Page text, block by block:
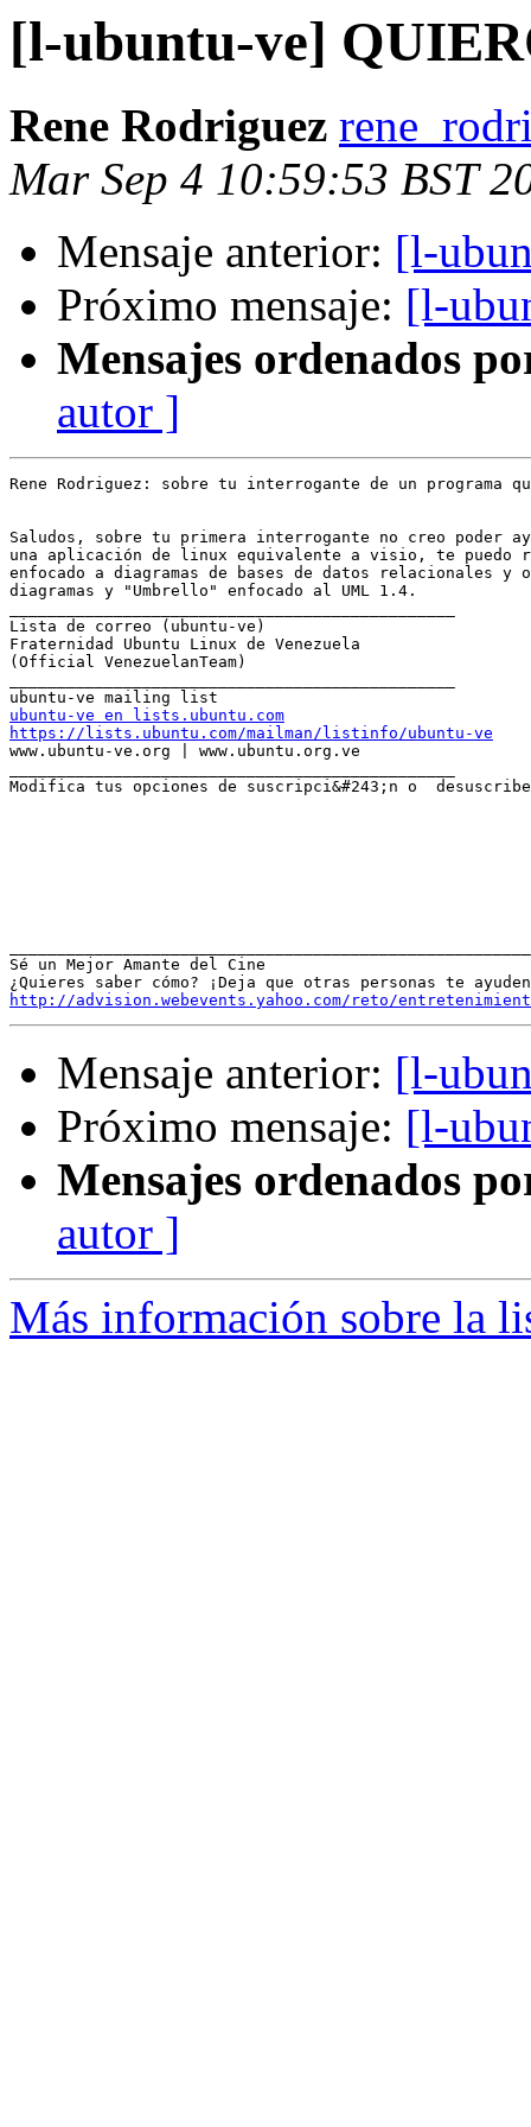
[l-ubuntu-ve]
Rene Rodriguez
Mar Sep 4 10:59:53 BST
Mensaje anterior: [l-
Próximo mensaje: [l-
Mensajes ordenados
autor ]
Rene Rodriguez: sobre tu interrogante de un
Saludos, sobre tu primera interrogante no creo poder
una aplicación de linux equivalente a visio, te puedo
enfocado a diagramas de bases de datos relacionales y
diagramas y "Umbrello" enfocado al UML 1.4.
Lista de correo (ubuntu-ve)
Fraternidad Ubuntu Linux de Venezuela
(Official VenezuelanTeam)
ubuntu-ve en lists.ubuntu.com
https://lists.ubuntu.com/mailman/listinfo/ubuntu-ve
www.ubuntu-ve.org | www.ubuntu.org.ve
Modifica tus opciones de suscripci&#243;n o
Sé un Mejor Amante del Cine
http://advision.webevents.yahoo.com/reto/
Mensaje anterior: [l-
Próximo mensaje: [l-
Mensajes ordenados
autor ]
Más información sobre la